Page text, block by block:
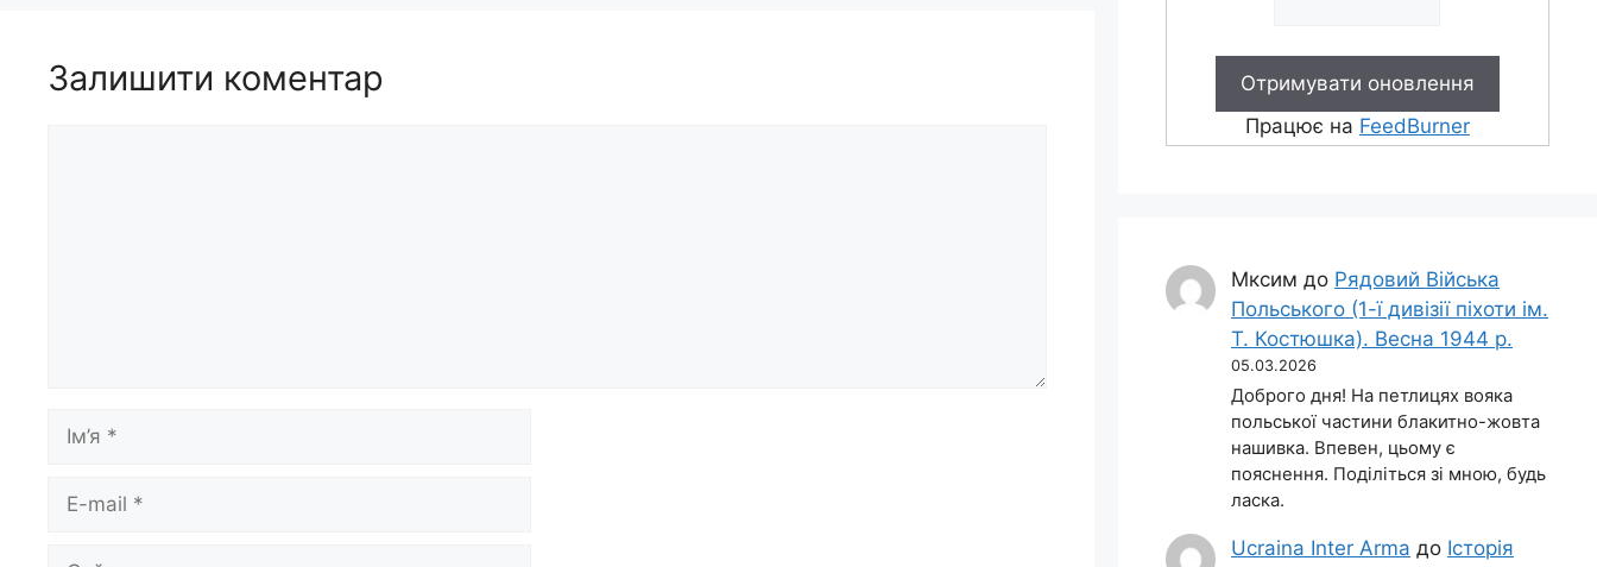
Залишити коментар
mail
Працює на FeedBurner
Мксим до Рядовий Війська
Польського (1-ї дивізії піхоти ім.
Т. Костюшка). Весна 1944 р.
05.03.2026
Доброго дня! На петлицях вояка
польської частини блакитно-жовта
нашивка. Впевен, цьому є
пояснення. Поділіться зі мною, будь
ласка.
Ucraina Inter Arma до Історія